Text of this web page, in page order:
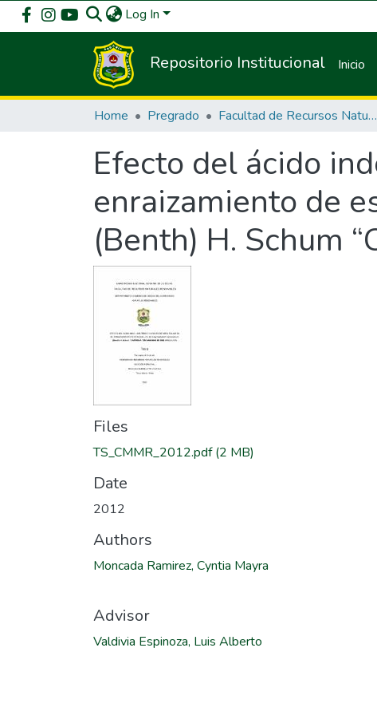
Log In
Repositorio Institucional Inicio
Home Pregrado Facultad de Recursos Naturales Renovables
Efecto del ácido
enraizamiento de
(Benth) H. Schum
Files
TS_CMMR_2012.pdf(2 MB)
Date
2012
Authors
Moncada Ramirez, Cyntia Mayra
Advisor
Valdivia Espinoza, Luis Alberto